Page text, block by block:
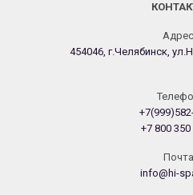
454046, г.Челябинск,
+7 800 350
info@hi-